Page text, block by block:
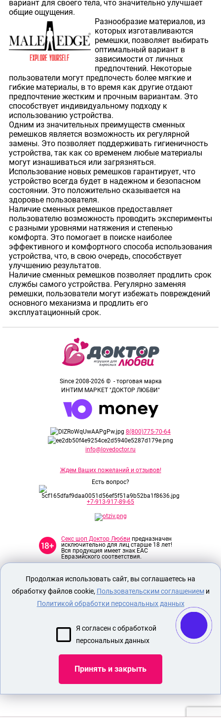
вариант для своего тела, что значительно улучшает
общие ощущения.
Разнообразие материалов, из
которых изготавливаются
ремешки, позволяет выбирать
оптимальный вариант в
зависимости от личных
предпочтений. Некоторые
пользователи могут предпочесть более мягкие и
гибкие материалы, в то время как другие отдают
предпочтение жестким и прочным вариантам. Это
способствует индивидуальному подходу к
использованию устройства.
Одним из значительных преимуществ сменных
ремешков является возможность их регулярной
замены. Это позволяет поддерживать гигиеничность
устройства, так как со временем любые материалы
могут изнашиваться или загрязняться.
Использование новых ремешков гарантирует, что
устройство всегда будет в надежном и безопасном
состоянии. Это положительно сказывается на
здоровье пользователя.
Наличие сменных ремешков предоставляет
пользователю возможность проводить эксперименты
с разными уровнями натяжения и степенью
комфорта. Это помогает в поиске наиболее
эффективного и комфортного способа использования
устройства, что, в свою очередь, способствует
улучшению результатов.
Наличие сменных ремешков позволяет продлить срок
службы самого устройства. Регулярно заменяя
ремешки, пользователи могут избежать повреждений
основного механизма и продлить его
эксплуатационный срок.
Since 2008-2026 © - торговая марка
ИНТИМ МАРКЕТ "ДОКТОР ЛЮБВИ"
8(800)775-70-64
info@lovedoctor.ru
Ждем Ваших пожеланий и отзывов!
Есть вопрос?
+7-913-917-89-65
Секс шоп Доктор Любви предназначен
исключительно для лиц старше 18 лет!
Вся продукция имеет знак EAC
Евразийского соответствия.
О МАГАЗИНЕ
ОПЛАТА И ДОСТАВКА
СЕКС ИГРУШКИ
НАСАДКА ДЛЯ УВЕЛИЧЕНИЯ ЧЛЕНА
Продолжая использовать сайт, вы соглашаетесь на
обработку файлов cookie, Пользовательским соглашениеми
Политикой обработки персональных данных
Я согласен с обработкой
персональных данных
Принять и закрыть